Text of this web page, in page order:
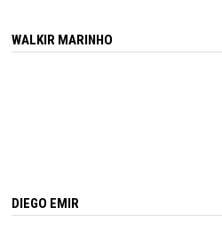
WALKIR MARINHO
DIEGO EMIR